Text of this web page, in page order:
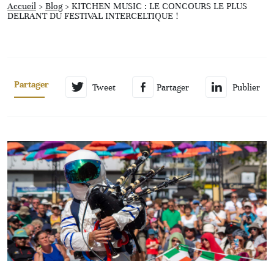
Accueil > Blog> KITCHEN MUSIC : LE CONCOURS LE PLUS
DELRANT DU FESTIVAL INTERCELTIQUE !
Partager Tweet Partager Publier